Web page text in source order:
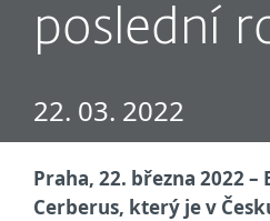
poslední
22. 03. 2022
Praha, 22. března 2022
Cerberus, který je v